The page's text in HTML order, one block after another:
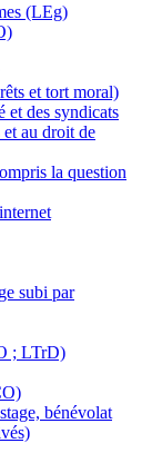
(LEg)
et tort moral)
et des syndicats
au droit de
la question
subi par
; LTrD)
bénévolat